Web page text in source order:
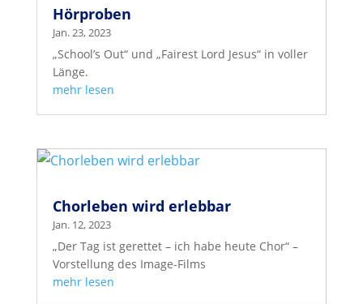
Hörproben
Jan. 23, 2023
„School’s Out“ und „Fairest Lord Jesus“ in voller
Länge.
mehr lesen
Chorleben wird erlebbar
Jan. 12, 2023
„Der Tag ist gerettet – ich habe heute Chor“ –
Vorstellung des Image-Films
mehr lesen